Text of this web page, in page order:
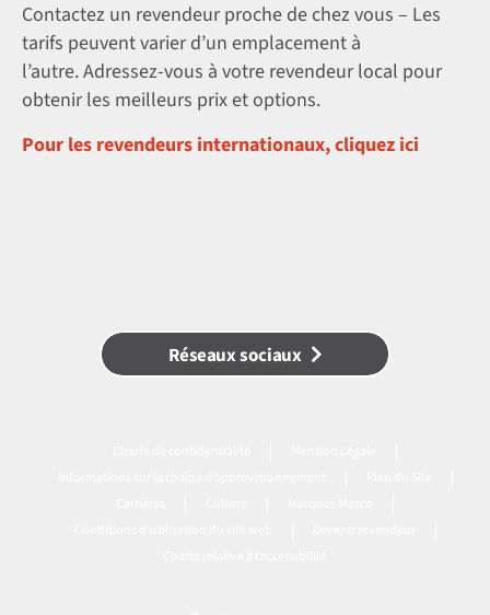
Contactez un revendeur proche de chez vous – Les
tarifs peuvent varier d’un emplacement à
l’autre. Adressez-vous à votre revendeur local pour
obtenir les meilleurs prix et options.
Pour les revendeurs internationaux, cliquez ici
Réseaux sociaux